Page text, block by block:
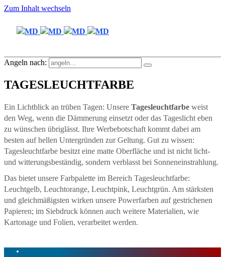
Zum Inhalt wechseln
Angeln nach:
TAGESLEUCHT­FARBE
Ein Lichtblick an trüben Tagen: Unsere Tagesleuchtfarbe weist
den Weg, wenn die Dämmerung einsetzt oder das Tageslicht eben
zu wünschen übriglässt. Ihre Werbebotschaft kommt dabei am
besten auf hellen Untergründen zur Geltung. Gut zu wissen:
Tagesleuchtfarbe besitzt eine matte Oberfläche und ist nicht licht-
und witterungsbeständig, sondern verblasst bei Sonneneinstrahlung.
Das bietet unsere Farbpalette im Bereich Tagesleuchtfarbe:
Leuchtgelb, Leuchtorange, Leuchtpink, Leuchtgrün. Am stärksten
und gleichmäßigsten wirken unsere Powerfarben auf gestrichenen
Papieren; im Siebdruck können auch weitere Materialien, wie
Kartonage und Folien, verarbeitet werden.